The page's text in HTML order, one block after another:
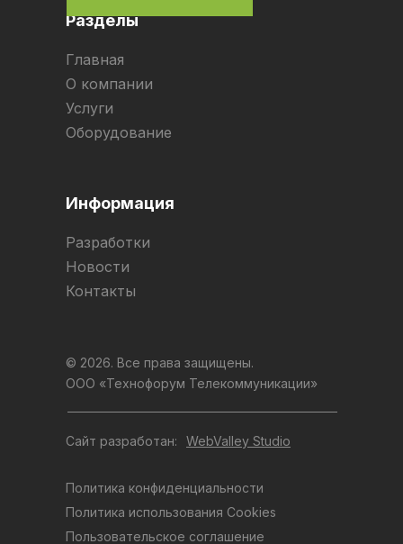
Разделы
Информация
Главная
О компании
Услуги
Оборудование
Разработки
Новости
Контакты
Политика использования Cookies
Пользовательское соглашение
Политика конфиденциальности
© 2026. Все права защищены.
ООО «Технофорум Телекоммуникации»
Сайт разработан: WebValley Studio